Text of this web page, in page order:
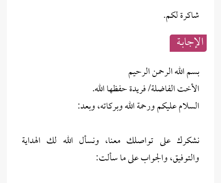
شاكرة لكم.
الإجابــة
بسم الله الرحمن الرحيم
الأخت الفاضلة/ فريدة حفظها الله.
السلام عليكم ورحمة الله وبركاته، وبعد:
نشكرك على تواصلك معنا، ونسأل الله لك الهداية
والتوفيق، والجواب على ما سألت: